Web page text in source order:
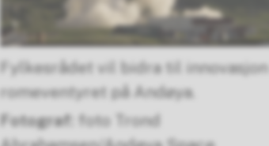
Fylkesrådet vil bidra til innovasjon i
romeventyret på Andøya.
foto Trond